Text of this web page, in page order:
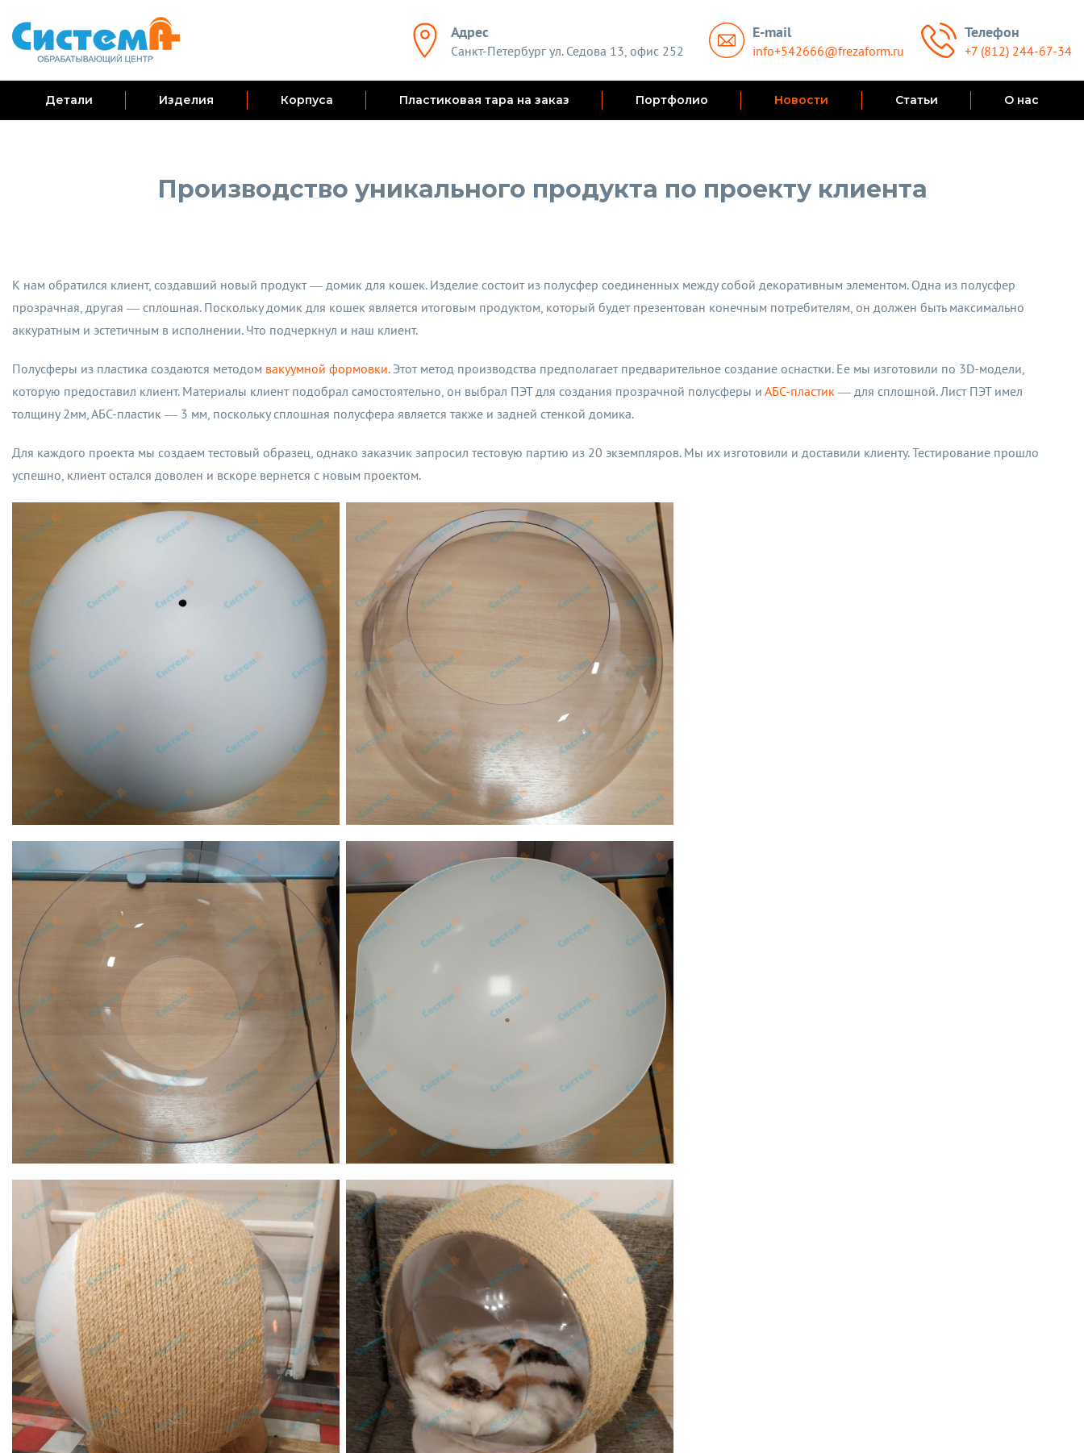
Адрес
Санкт-Петербург ул. Седова 13, офис 252
E-mail
info+542666@frezaform.ru
Телефон
+7 (812) 244-67-34
Детали Изделия Корпуса Пластиковая тара на заказ Портфолио Новости Статьи О нас
Производство уникального продукта по проекту клиента
К нам обратился клиент, создавший новый продукт — домик для кошек. Изделие состоит из полусфер соединенных между собой декоративным элементом. Одна из полусфер
прозрачная, другая — сплошная. Поскольку домик для кошек является итоговым продуктом, который будет презентован конечным потребителям, он должен быть максимально
аккуратным и эстетичным в исполнении. Что подчеркнул и наш клиент.
Полусферы из пластика создаются методом вакуумной формовки. Этот метод производства предполагает предварительное создание оснастки. Ее мы изготовили по 3D-модели,
которую предоставил клиент. Материалы клиент подобрал самостоятельно, он выбрал ПЭТ для создания прозрачной полусферы и АБС-пластик — для сплошной. Лист ПЭТ имел
толщину 2мм, АБС-пластик — 3 мм, поскольку сплошная полусфера является также и задней стенкой домика.
Для каждого проекта мы создаем тестовый образец, однако заказчик запросил тестовую партию из 20 экземпляров. Мы их изготовили и доставили клиенту. Тестирование прошло
успешно, клиент остался доволен и вскоре вернется с новым проектом.